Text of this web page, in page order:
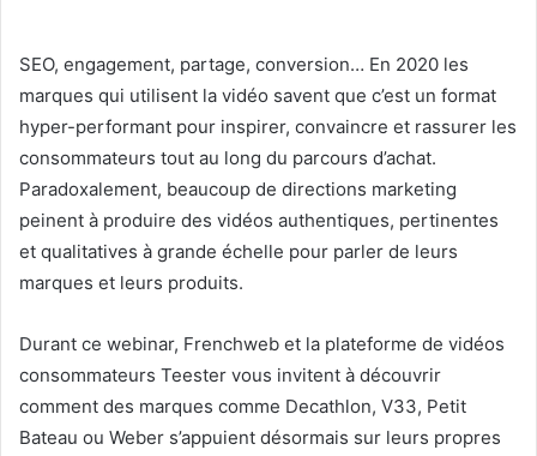
SEO, engagement, partage, conversion… En 2020 les
marques qui utilisent la vidéo savent que c’est un format
hyper-performant pour inspirer, convaincre et rassurer les
consommateurs tout au long du parcours d’achat.
Paradoxalement, beaucoup de directions marketing
peinent à produire des vidéos authentiques, pertinentes
et qualitatives à grande échelle pour parler de leurs
marques et leurs produits.
Durant ce webinar, Frenchweb et la plateforme de vidéos
consommateurs Teester vous invitent à découvrir
comment des marques comme Decathlon, V33, Petit
Bateau ou Weber s’appuient désormais sur leurs propres